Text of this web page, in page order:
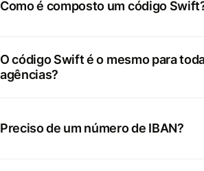
Como é composto um código
O código Swift é o mesmo para
agências?
Preciso de um número de IBAN?